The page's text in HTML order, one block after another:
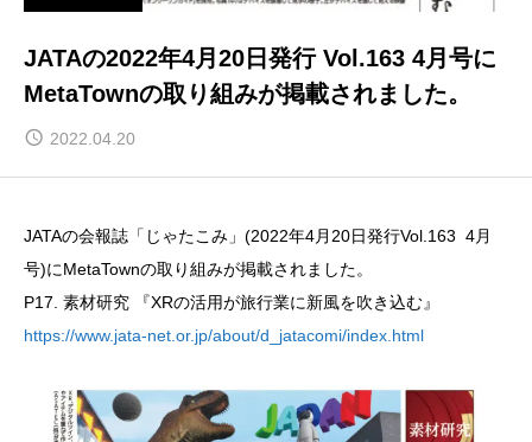
JATAの2022年4月20日発行 Vol.163 4月号に
MetaTownの取り組みが掲載されました。
2022.04.20
JATAの会報誌「じゃたこみ」(2022年4月20日発行Vol.163 4月
号)にMetaTownの取り組みが掲載されました。
P17. 素材研究 『XRの活用が旅行業に新風を吹き込む』
https://www.jata-net.or.jp/about/d_jatacomi/index.html